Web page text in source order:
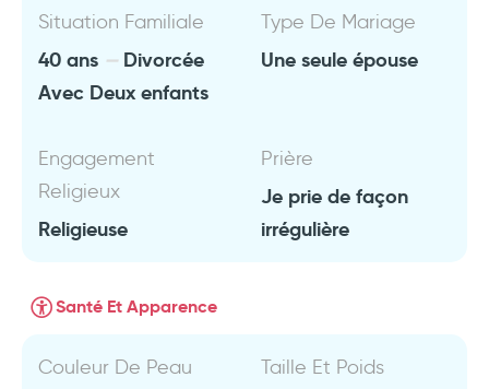
Situation Familiale
40 ans
Divorcée
Avec Deux enfants
Type De Mariage
Une seule épouse
Engagement
Religieux
Religieuse
Prière
Je prie de façon
irrégulière
Santé Et Apparence
Couleur De Peau Taille Et Poids